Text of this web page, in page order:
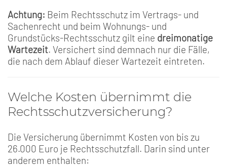
Achtung: Beim Rechtsschutz im Vertrags- und
Sachenrecht und beim Wohnungs- und
Grundstücks-Rechtsschutz gilt eine dreimonatige
Wartezeit. Versichert sind demnach nur die Fälle,
die nach dem Ablauf dieser Wartezeit eintreten.
Welche Kosten übernimmt die
Rechtsschutzversicherung?
Die Versicherung übernimmt Kosten von bis zu
26.000 Euro je Rechtsschutzfall. Darin sind unter
anderem enthalten: